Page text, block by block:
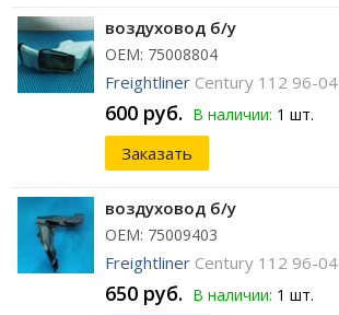
воздуховод б/у
ОЕМ: 75008804
Freightliner Century 112 96-04
600 руб. В наличии: 1 шт.
Заказать
воздуховод б/у
ОЕМ: 75009403
Freightliner Century 112 96-04
650 руб. В наличии: 1 шт.